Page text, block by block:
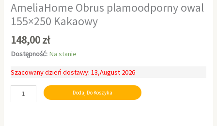
AmeliaHome Obrus plamoodporny owal
155×250 Kakaowy
148,00zł
Dostępność: Na stanie
Szacowany dzień dostawy: 13,August 2026
Dodaj Do Koszyka